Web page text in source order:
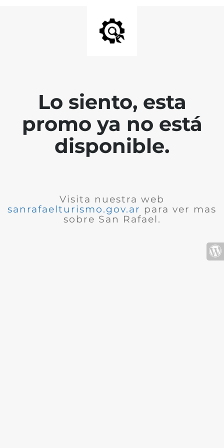
Lo siento, esta
promo ya no está
disponible.
Visita nuestra web
sanrafaelturismo.gov.ar para ver mas
sobre San Rafael.